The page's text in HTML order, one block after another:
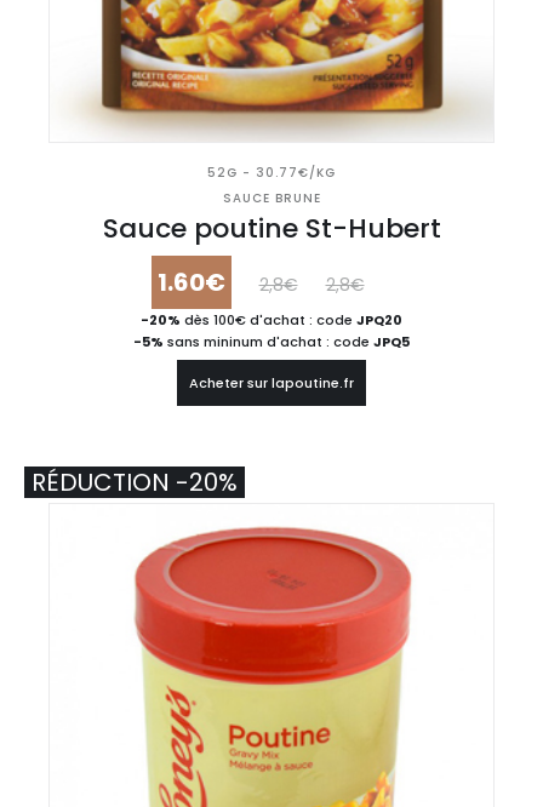
52G - 30.77€/KG
SAUCE BRUNE
Sauce poutine St-Hubert
1.60€ 2,8€ 2,8€
-20% dès 100€ d'achat : code JPQ20
-5% sans mininum d'achat : code JPQ5
Acheter sur lapoutine.fr
RÉDUCTION -20%